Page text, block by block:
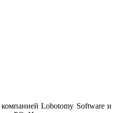
Lobotomy Software и